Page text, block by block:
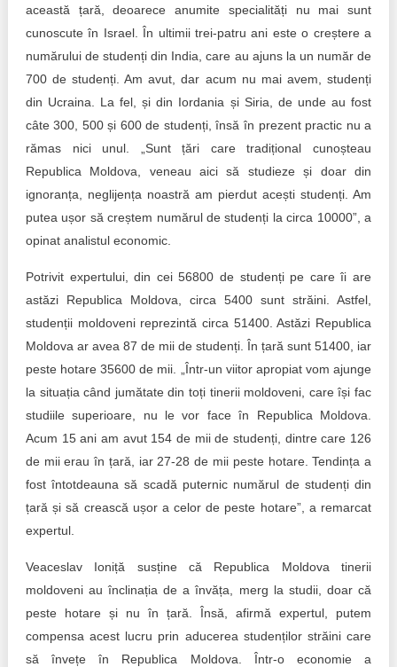
această țară, deoarece anumite specialități nu mai sunt
cunoscute în Israel. În ultimii trei-patru ani este o creștere a
numărului de studenți din India, care au ajuns la un număr de
700 de studenți. Am avut, dar acum nu mai avem, studenți
din Ucraina. La fel, și din Iordania și Siria, de unde au fost
câte 300, 500 și 600 de studenți, însă în prezent practic nu a
rămas nici unul. „Sunt țări care tradițional cunoșteau
Republica Moldova, veneau aici să studieze și doar din
ignoranța, neglijența noastră am pierdut acești studenți. Am
putea ușor să creștem numărul de studenți la circa 10000”, a
opinat analistul economic.
Potrivit expertului, din cei 56800 de studenți pe care îi are
astăzi Republica Moldova, circa 5400 sunt străini. Astfel,
studenții moldoveni reprezintă circa 51400. Astăzi Republica
Moldova ar avea 87 de mii de studenți. În țară sunt 51400, iar
peste hotare 35600 de mii. „Într-un viitor apropiat vom ajunge
la situația când jumătate din toți tinerii moldoveni, care își fac
studiile superioare, nu le vor face în Republica Moldova.
Acum 15 ani am avut 154 de mii de studenți, dintre care 126
de mii erau în țară, iar 27-28 de mii peste hotare. Tendința a
fost întotdeauna să scadă puternic numărul de studenți din
țară și să crească ușor a celor de peste hotare”, a remarcat
expertul.
Veaceslav Ioniță susține că Republica Moldova tinerii
moldoveni au înclinația de a învăța, merg la studii, doar că
peste hotare și nu în țară. Însă, afirmă expertul, putem
compensa acest lucru prin aducerea studenților străini care
să învețe în Republica Moldova. Într-o economie a